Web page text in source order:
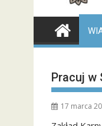
Pracuj w
17 marca